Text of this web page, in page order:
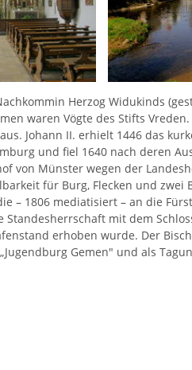
Herzog Widukinds
waren Vögte des Stifts
Johann II. erhielt 1446 das
und fiel 1640 nach deren
von Münster wegen der
für Burg, Flecken und zwei
– 1806 mediatisiert – an die
mit dem
erhoben wurde. Der
Gemen" und als